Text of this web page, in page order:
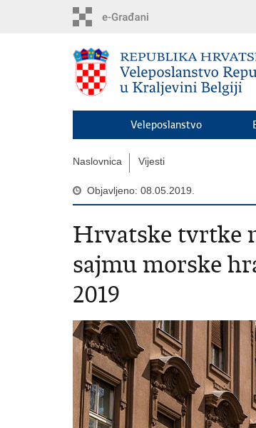
Veleposlanstvo
Naslovnica Vijesti
Objavljeno: 08.05.2019.
Hrvatske tvrtke
sajmu morske
2019